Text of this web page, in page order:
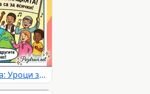
Комикс за Световния ден на правата на човека: Уроци за равенство, толерантност и уважение към различията.